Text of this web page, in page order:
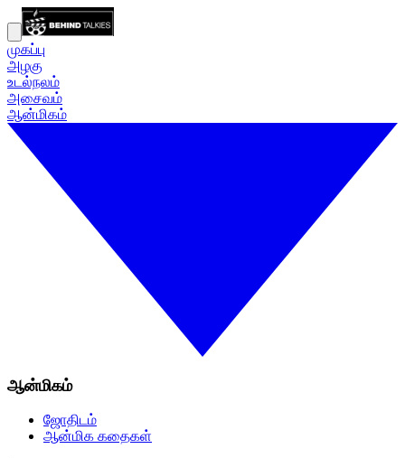
முகப்பு
அழகு
உடல்நலம்
அசைவம்
ஆன்மிகம்
ஆன்மிகம்
ஜோதிடம்
ஆன்மிக கதைகள்